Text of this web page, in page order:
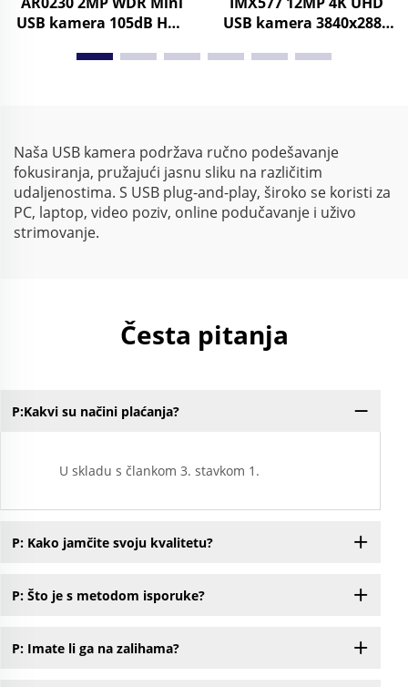
USB kamera 105dB HDR
Visoka brzina 30fps UVC
USB kamera 3840x2880
UVC driver Free za
Naša USB kamera podržava ručno podešavanje
fokusiranja, pružajući jasnu sliku na različitim
udaljenostima. S USB plug-and-play, široko se koristi za
PC, laptop, video poziv, online podučavanje i uživo
strimovanje.
Česta pitanja
P:Kakvi su načini plaćanja?
U skladu s člankom 3. stavkom 1.
P: Kako jamčite svoju kvalitetu?
P: Što je s metodom isporuke?
P: Imate li ga na zalihama?